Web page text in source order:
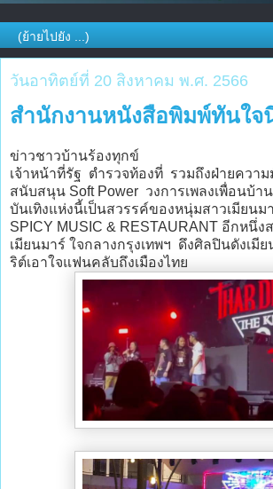
วันอาทิตย์ที่ 20 สิงหาคม พ.ศ. 2566
สำนักงานหนังสือพิมพ์ทันใจ
ข่าวชาวบ้านร้องทุกข์
เจ้าหน้าที่รัฐ ตำรวจท้องที่ รวมถึงฝ่ายความ
สนับสนุน Soft Power วงการเพลงเพื่อนบ้า
บันเทิงแห่งนี้เป็นสวรรค์ของหนุ่มสาวเมียนม
SPICY MUSIC & RESTAURANT อีกหนึ่
เมียนมาร์ ใจกลางกรุงเทพฯ ดึงศิลปินดังเมี
ริต์เอาใจแฟนคลับถึงเมืองไทย